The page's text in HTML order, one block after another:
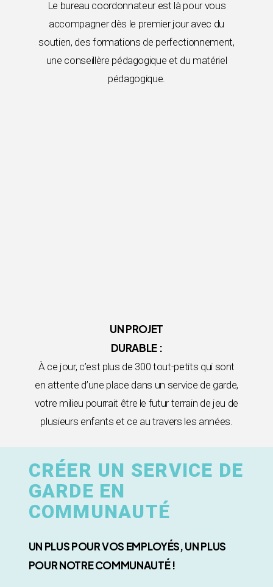
Le bureau coordonnateur est là pour vous
accompagner dès le premier jour avec du
soutien, des formations de perfectionnement,
une conseillère pédagogique et du matériel
pédagogique.
UN PROJET
DURABLE :
À ce jour, c’est plus de 300 tout-petits qui sont
en attente d’une place dans un service de garde,
votre milieu pourrait être le futur terrain de jeu de
plusieurs enfants et ce au travers les années.
CRÉER UN SERVICE DE
GARDE EN
COMMUNAUTÉ
UN PLUS POUR VOS EMPLOYÉS, UN PLUS
POUR NOTRE COMMUNAUTÉ !